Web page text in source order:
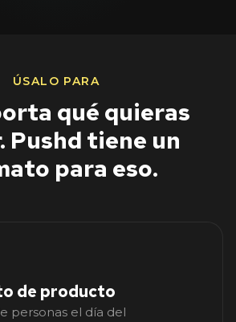
ÚSALO PARA
qué quieras
Pushd tiene un
para eso.
de producto
personas el día del